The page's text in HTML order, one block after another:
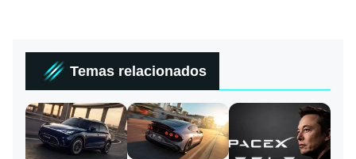
Temas relacionados